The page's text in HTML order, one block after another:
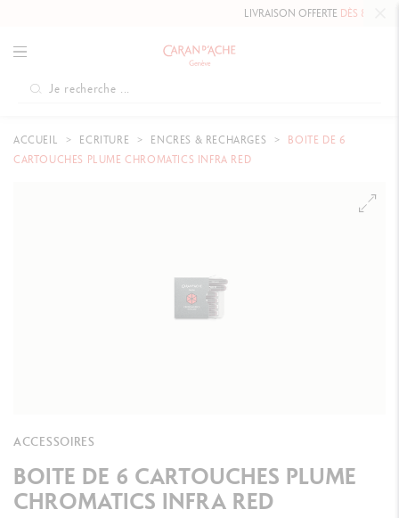
LIVRAISON OFFERTEDÈS 80 CHF.
ACCUEIL ECRITURE ENCRES & RECHARGES
BOITE DE 6
CARTOUCHES PLUME CHROMATICS INFRA RED
ACCESSOIRES
BOITE DE 6 CARTOUCHES PLUME
CHROMATICS INFRA RED